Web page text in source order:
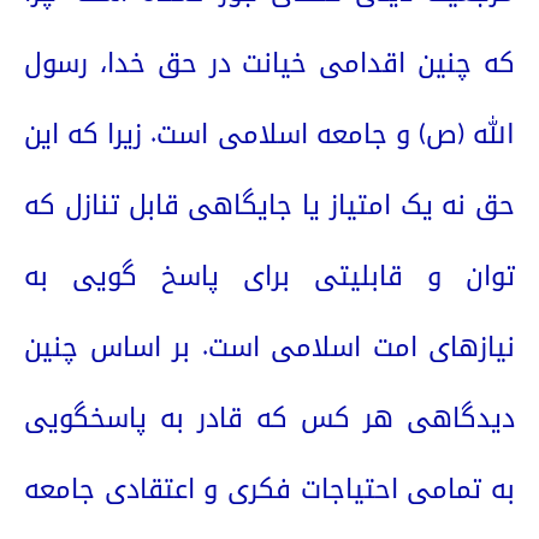
که چنین اقدامی خیانت در حق خدا، رسول
الله (ص) و جامعه اسلامی است. زیرا که این
حق نه یک امتیاز یا جایگاهی قابل تنازل که
توان و قابلیتی برای پاسخ گویی به
نیازهای امت اسلامی است. بر اساس چنین
دیدگاهی هر کس که قادر به پاسخگویی
به تمامی احتیاجات فکری و اعتقادی جامعه